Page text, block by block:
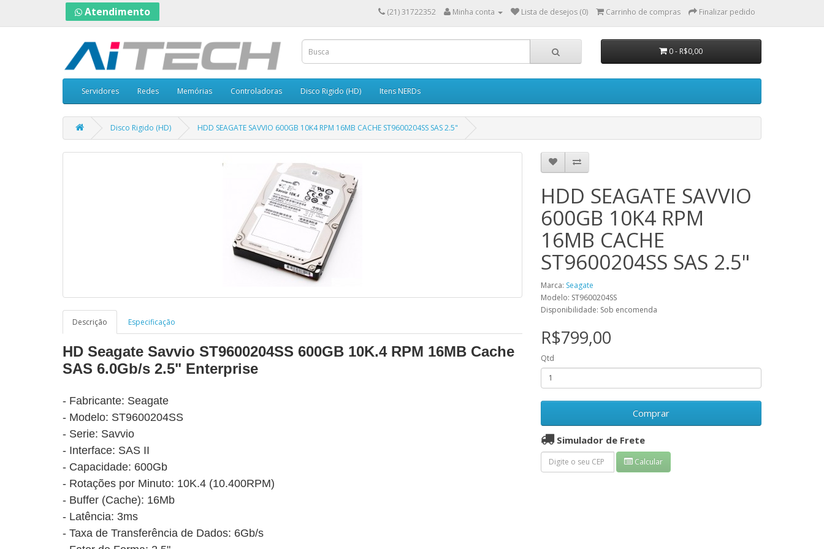
Atendimento (21) 31722352 Minha conta Lista de desejos (0) Carrinho de compras Finalizar pedido
0 - R$0,00
Servidores Redes Memórias Controladoras Disco Rigido (HD) Itens NERDs
Disco Rigido (HD) HDD SEAGATE SAVVIO 600GB 10K4 RPM 16MB CACHE ST9600204SS SAS 2.5"
Descrição Especificação
HD Seagate Savvio ST9600204SS 600GB 10K.4 RPM 16MB Cache
SAS 6.0Gb/s 2.5" Enterprise
- Fabricante: Seagate
- Modelo: ST9600204SS
- Serie: Savvio
- Interface: SAS II
- Capacidade: 600Gb
- Rotações por Minuto: 10K.4 (10.400RPM)
- Buffer (Cache): 16Mb
- Latência: 3ms
- Taxa de Transferência de Dados: 6Gb/s
HDD SEAGATE SAVVIO
600GB 10K4 RPM
16MB CACHE
ST9600204SS SAS 2.5"
Marca: Seagate
Modelo: ST9600204SS
Disponibilidade: Sob encomenda
R$799,00
Qtd
Comprar
Simulador de Frete
Calcular